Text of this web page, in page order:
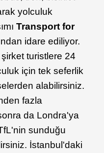
yolculuk
Transport for
idare ediliyor.
turistlere 24
için tek seferlik
alabilirsiniz.
fazla
da Londra'ya
sunduğu
İstanbul'daki